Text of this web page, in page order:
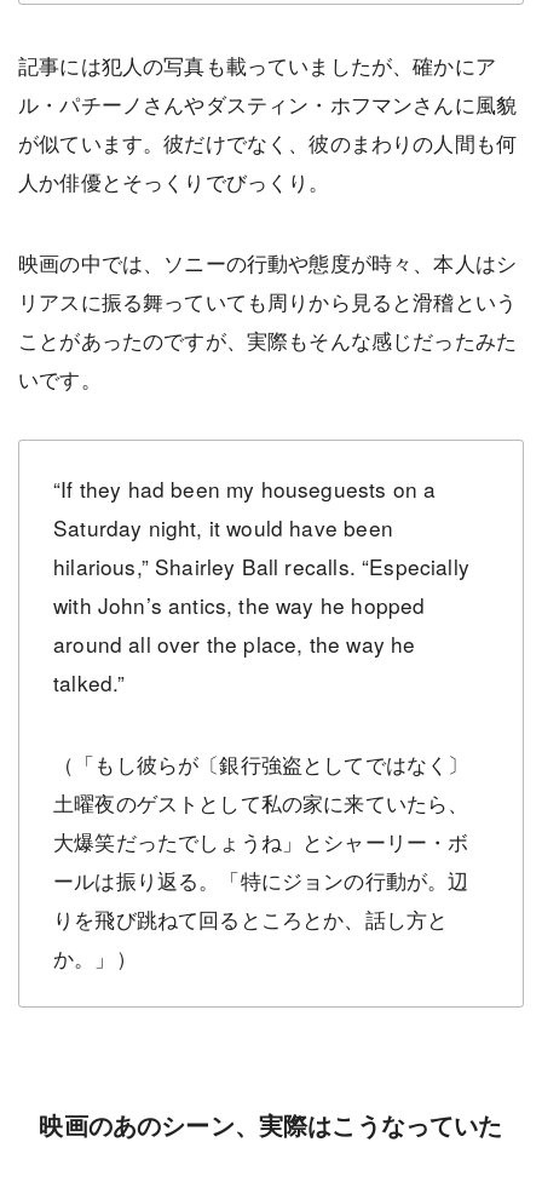
記事には犯人の写真も載っていましたが、確かにア
ル・パチーノさんやダスティン・ホフマンさんに風貌
が似ています。彼だけでなく、彼のまわりの人間も何
人か俳優とそっくりでびっくり。
映画の中では、ソニーの行動や態度が時々、本人はシ
リアスに振る舞っていても周りから見ると滑稽という
ことがあったのですが、実際もそんな感じだったみた
いです。
“If they had been my houseguests on a
Saturday night, it would have been
hilarious,” Shairley Ball recalls. “Especially
with John’s antics, the way he hopped
around all over the place, the way he
talked.”
（「もし彼らが〔銀行強盗としてではなく〕
土曜夜のゲストとして私の家に来ていたら、
大爆笑だったでしょうね」とシャーリー・ボ
ールは振り返る。「特にジョンの行動が。辺
りを飛び跳ねて回るところとか、話し方と
か。」）
映画のあのシーン、実際はこうなっていた